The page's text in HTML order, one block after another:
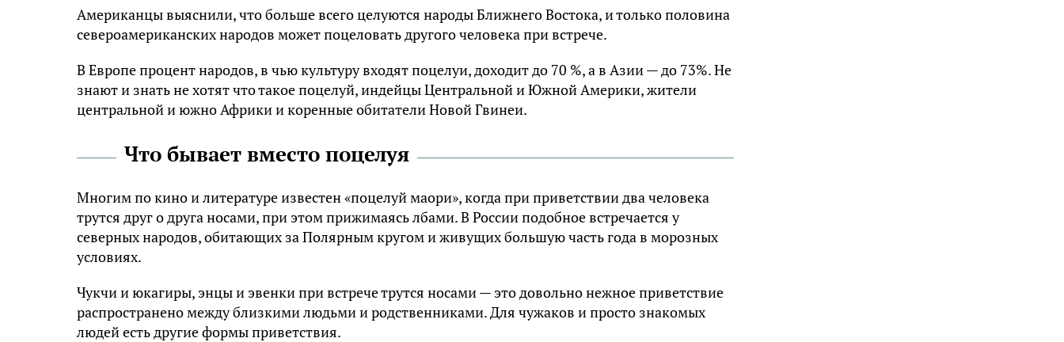
Американцы выяснили, что больше всего целуются народы Ближнего Востока, и только половина
североамериканских народов может поцеловать другого человека при встрече.
В Европе процент народов, в чью культуру входят поцелуи, доходит до 70 %, а в Азии — до 73%. Не
знают и знать не хотят что такое поцелуй, индейцы Центральной и Южной Америки, жители
центральной и южно Африки и коренные обитатели Новой Гвинеи.
Что бывает вместо поцелуя
Многим по кино и литературе известен «поцелуй маори», когда при приветствии два человека
трутся друг о друга носами, при этом прижимаясь лбами. В России подобное встречается у
северных народов, обитающих за Полярным кругом и живущих большую часть года в морозных
условиях.
Чукчи и юкагиры, энцы и эвенки при встрече трутся носами — это довольно нежное приветствие
распространено между близкими людьми и родственниками. Для чужаков и просто знакомых
людей есть другие формы приветствия.